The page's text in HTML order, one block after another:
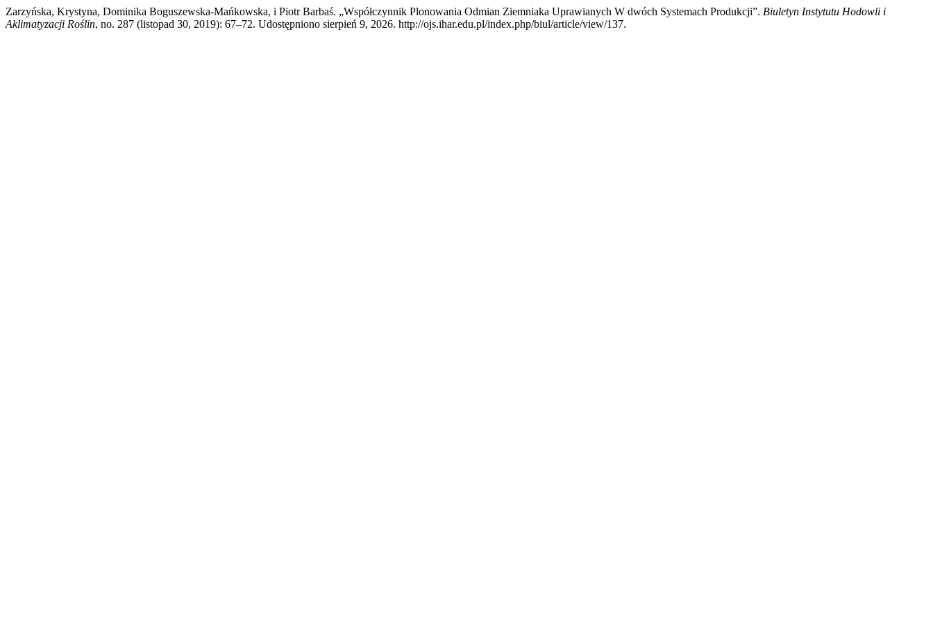
Zarzyńska, Krystyna, Dominika Boguszewska-Mańkowska, i Piotr Barbaś. „Współczynnik Plonowania Odmian Ziemniaka Uprawianych W dwóch Systemach Produkcji”. Biuletyn Instytutu Hodowli i
Aklimatyzacji Roślin, no. 287 (listopad 30, 2019): 67–72. Udostępniono sierpień 9, 2026. http://ojs.ihar.edu.pl/index.php/biul/article/view/137.